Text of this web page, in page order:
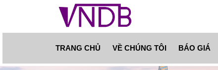
TRANG CHỦ VỀ CHÚNG TÔI BÁO GIÁ